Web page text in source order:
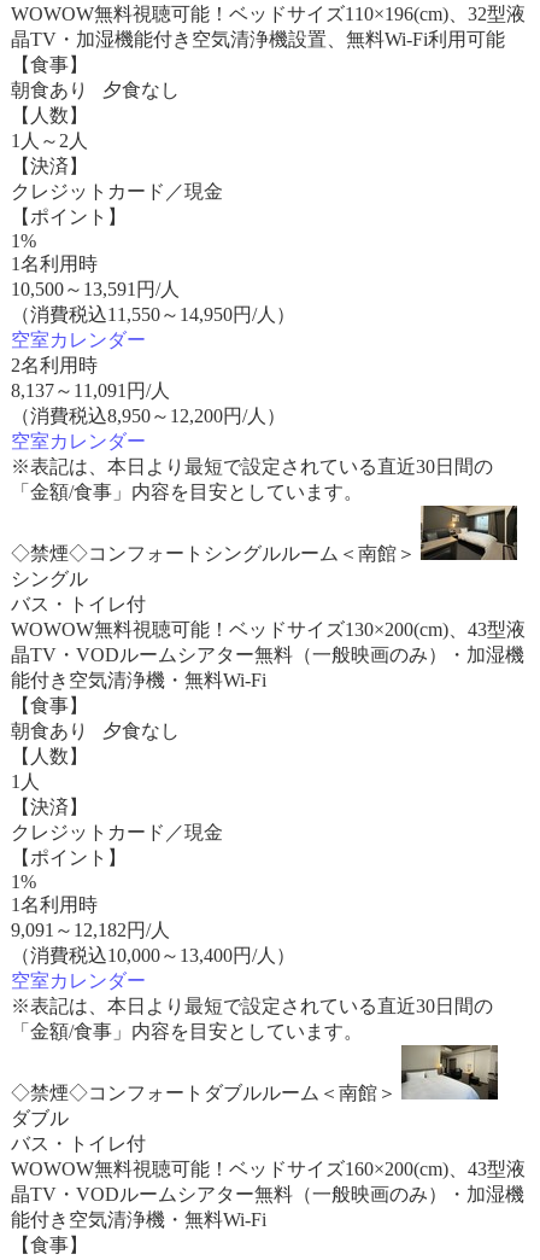
WOWOW無料視聴可能！ベッドサイズ110×196(cm)、32型液
晶TV・加湿機能付き空気清浄機設置、無料Wi-Fi利用可能
【食事】
朝食あり 夕食なし
【人数】
1人～2人
【決済】
クレジットカード／現金
【ポイント】
1%
1名利用時
10,500～ 13,591 円/人
（消費税込11,550～14,950円/人）
空室カレンダー
2名利用時
8,137～ 11,091 円/人
（消費税込8,950～12,200円/人）
空室カレンダー
※表記は、本日より最短で設定されている直近30日間の
「金額/食事」内容を目安としています。
◇禁煙◇コンフォートシングルルーム＜南館＞
シングル
バス・トイレ付
WOWOW無料視聴可能！ベッドサイズ130×200(cm)、43型液
晶TV・VODルームシアター無料（一般映画のみ）・加湿機
能付き空気清浄機・無料Wi-Fi
【食事】
朝食あり 夕食なし
【人数】
1人
【決済】
クレジットカード／現金
【ポイント】
1%
1名利用時
9,091 ～ 12,182円/人
（消費税込10,000～13,400円/人）
空室カレンダー
※表記は、本日より最短で設定されている直近30日間の
「金額/食事」内容を目安としています。
◇禁煙◇コンフォートダブルルーム＜南館＞
ダブル
バス・トイレ付
WOWOW無料視聴可能！ベッドサイズ160×200(cm)、43型液
晶TV・VODルームシアター無料（一般映画のみ）・加湿機
能付き空気清浄機・無料Wi-Fi
【食事】